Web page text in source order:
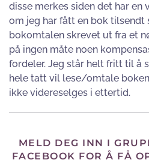
disse merkes siden det har en
om jeg har fått en bok tilsendt
bokomtalen skrevet ut fra et
på ingen måte noen
fordeler. Jeg står helt fritt til å
hele tatt vil lese/omtale
ikke videreselges i ettertid.
MELD DEG INN I
FACEBOOK FOR Å FÅ